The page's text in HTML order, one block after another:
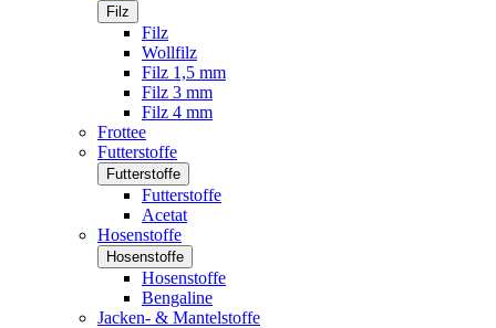
Filz
Filz
Wollfilz
Filz 1,5 mm
Filz 3 mm
Filz 4 mm
Frottee
Futterstoffe
Futterstoffe
Futterstoffe
Acetat
Hosenstoffe
Hosenstoffe
Hosenstoffe
Bengaline
Jacken- & Mantelstoffe